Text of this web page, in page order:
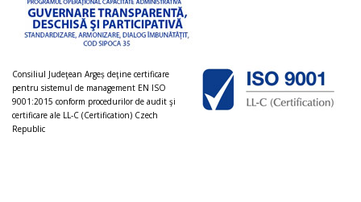
Consiliul Judeţean Argeș deţine certificare
pentru sistemul de management EN ISO
9001:2015 conform procedurilor de audit şi
certificare ale LL-C (Certification) Czech
Republic